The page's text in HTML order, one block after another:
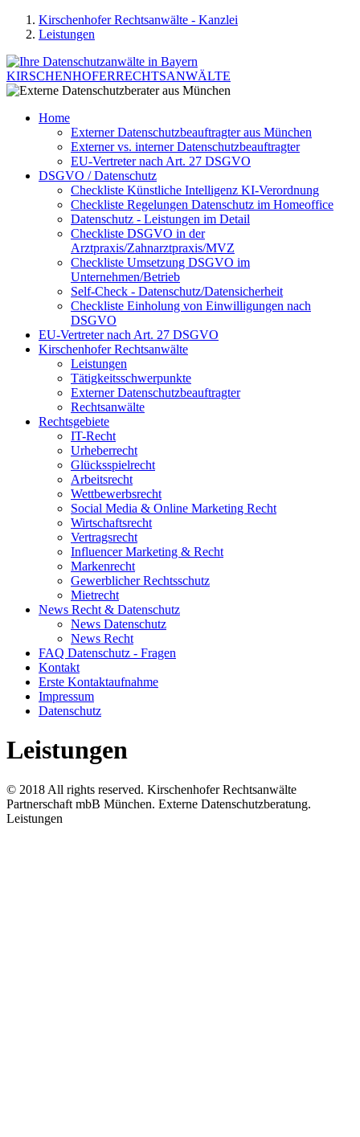
Kirschenhofer Rechtsanwälte - Kanzlei
Leistungen
KIRSCHENHOFERRECHTSANWÄLTE
Home
Externer Datenschutzbeauftragter aus München
Externer vs. interner Datenschutzbeauftragter
EU-Vertreter nach Art. 27 DSGVO
DSGVO / Datenschutz
Checkliste Künstliche Intelligenz KI-Verordnung
Checkliste Regelungen Datenschutz im Homeoffice
Datenschutz - Leistungen im Detail
Checkliste DSGVO in der
Arztpraxis/Zahnarztpraxis/MVZ
Checkliste Umsetzung DSGVO im
Unternehmen/Betrieb
Self-Check - Datenschutz/Datensicherheit
Checkliste Einholung von Einwilligungen nach
DSGVO
EU-Vertreter nach Art. 27 DSGVO
Kirschenhofer Rechtsanwälte
Leistungen
Tätigkeitsschwerpunkte
Externer Datenschutzbeauftragter
Rechtsanwälte
Rechtsgebiete
IT-Recht
Urheberrecht
Glücksspielrecht
Arbeitsrecht
Wettbewerbsrecht
Social Media & Online Marketing Recht
Wirtschaftsrecht
Vertragsrecht
Influencer Marketing & Recht
Markenrecht
Gewerblicher Rechtsschutz
Mietrecht
News Recht & Datenschutz
News Datenschutz
News Recht
FAQ Datenschutz - Fragen
Kontakt
Erste Kontaktaufnahme
Impressum
Datenschutz
Leistungen
© 2018 All rights reserved. Kirschenhofer Rechtsanwälte
Partnerschaft mbB München. Externe Datenschutzberatung.
Leistungen